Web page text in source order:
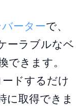
ーターで、
ーラブルなベ
できます。
ドするだけ
に取得できま